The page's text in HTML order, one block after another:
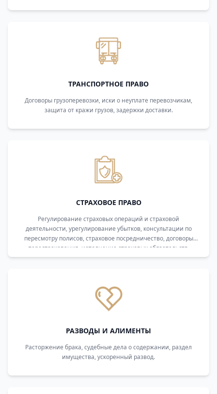
ТРАНСПОРТНОЕ ПРАВО
Договоры грузоперевозки, иски о неуплате перевозчикам,
защита от кражи грузов, задержки доставки.
СТРАХОВОЕ ПРАВО
Регулирование страховых операций и страховой
деятельности, урегулирование убытков, консультации по
пересмотру полисов, страховое посредничество, договоры
перестрахования, исполнение страховых обязательств.
РАЗВОДЫ И АЛИМЕНТЫ
Расторжение брака, судебные дела о содержании, раздел
имущества, ускоренный развод.